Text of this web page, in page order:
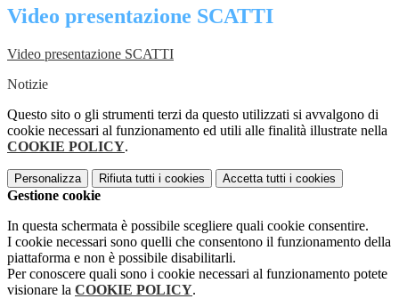
Video presentazione SCATTI
Video presentazione SCATTI
Notizie
Questo sito o gli strumenti terzi da questo utilizzati si avvalgono di
cookie necessari al funzionamento ed utili alle finalità illustrate nella
COOKIE POLICY.
Personalizza Rifiuta tutti i cookies Accetta tutti i cookies
Gestione cookie
In questa schermata è possibile scegliere quali cookie consentire.
I cookie necessari sono quelli che consentono il funzionamento della
piattaforma e non è possibile disabilitarli.
Per conoscere quali sono i cookie necessari al funzionamento potete
visionare la COOKIE POLICY.